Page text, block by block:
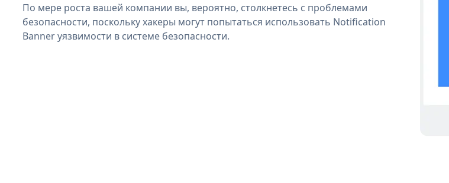
По мере роста вашей компании вы, вероятно, столкнетесь с проблемами
безопасности, поскольку хакеры могут попытаться использовать Notification
Banner уязвимости в системе безопасности.